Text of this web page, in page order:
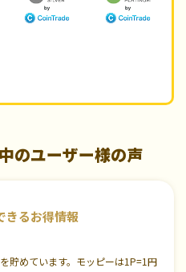
のユーザー様の声
きるお得情報
貯めています。モッピーは1P=1円